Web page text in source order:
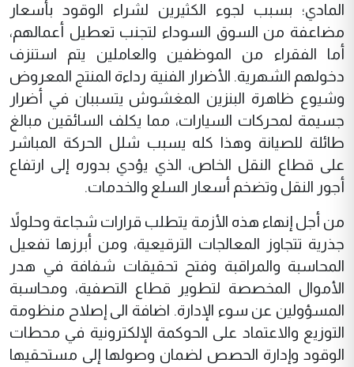
المادي؛ بسبب لجوء الكثيرين لشراء الوقود بأسعار
مضاعفة من السوق السوداء لتجنب تعطيل أعمالهم،
أما الفقراء من الموظفين والعاملين يتم استنزف
دخولهم الشهرية. الأضرار الفنية رداءة المنتج المعروض
وشيوع ظاهرة البنزين المغشوش يتسببان في أضرار
جسيمة لمحركات السيارات، مما يكلف السائقين مبالغ
طائلة للصيانة وهذا كله يسبب شلل الحركة المباشر
على قطاع النقل الخاص، الذي يؤدي بدوره إلى ارتفاع
أجور النقل وتضخم أسعار السلع والخدمات.
من أجل إنهاء هذه الأزمة يتطلب قرارات شجاعة وحلولاً
جذرية تتجاوز المعالجات الترقيعية، ومن أبرزها تفعيل
المحاسبة والمراقبة وفتح تحقيقات شفافة في هدر
الأموال المخصصة لتطوير قطاع التصفية، ومحاسبة
المسؤولين عن سوء الإدارة. اضافة الى إصلاح منظومة
التوزيع والاعتماد على الحوكمة الإلكترونية في محطات
الوقود وإدارة الحصص لضمان وصولها إلى مستحقيها